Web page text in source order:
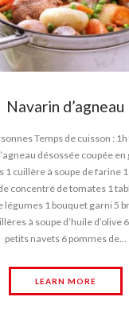
Navarin d’agneau
Temps de cuisson :
désossée coupée en
1 cuillère à soupe de farine
concentré de tomates 1
légumes 1 bouquet garni 5
à soupe d’huile d’olive
petits navets 6 pommes de…
LEARN MORE